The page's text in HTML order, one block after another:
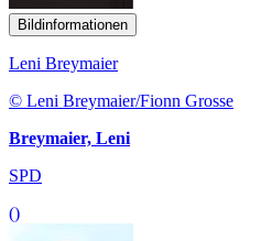
Bildinformationen
Leni Breymaier
© Leni Breymaier/Fionn Grosse
Breymaier, Leni
SPD
()